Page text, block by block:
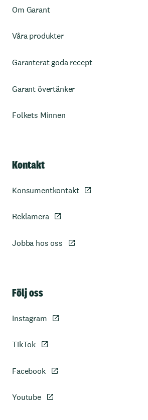
Om Garant
Våra produkter
Garanterat goda recept
Garant övertänker
Folkets Minnen
Kontakt
Konsumentkontakt
Reklamera
Jobba hos oss
Följ oss
Instagram
TikTok
Facebook
Youtube